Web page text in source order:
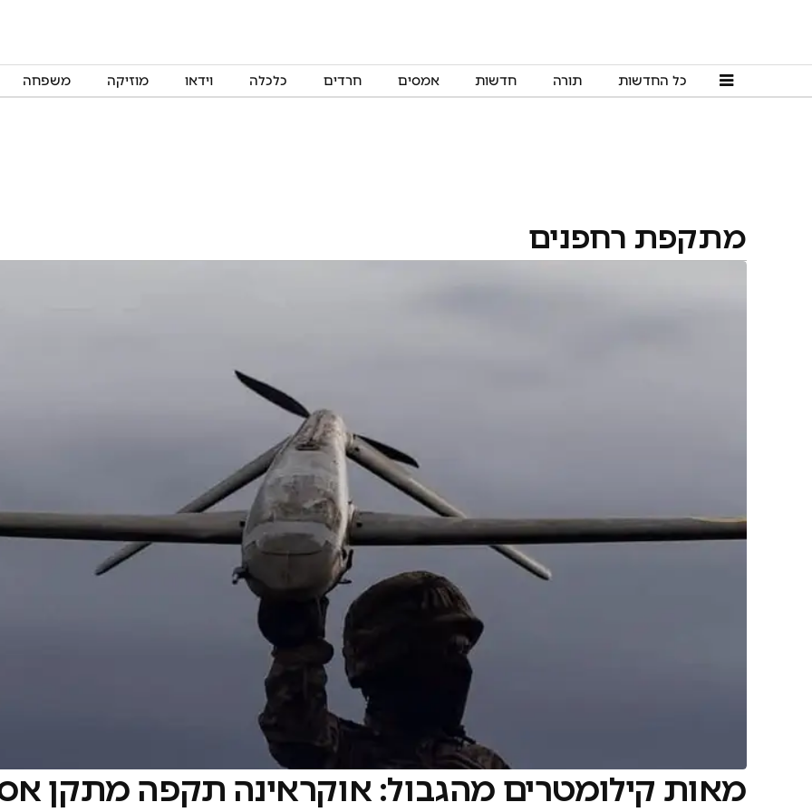
כל החדשות תורה חדשות אמסים חרדים כלכלה וידאו מוזיקה משפחה
מתקפת רחפנים
מאות קילומטרים מהגבול: אוקראינה תקפה מתקן